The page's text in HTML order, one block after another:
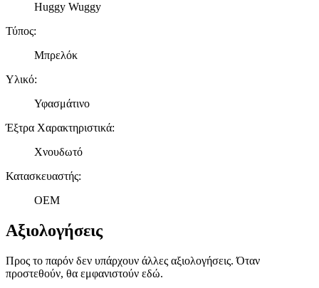
Huggy Wuggy
Τύπος:
Μπρελόκ
Υλικό:
Υφασμάτινο
Έξτρα Χαρακτηριστικά:
Χνουδωτό
Κατασκευαστής:
OEM
Αξιολογήσεις
Προς το παρόν δεν υπάρχουν άλλες αξιολογήσεις. Όταν
προστεθούν, θα εμφανιστούν εδώ.